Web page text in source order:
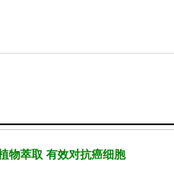
物萃取 有效对抗癌细胞